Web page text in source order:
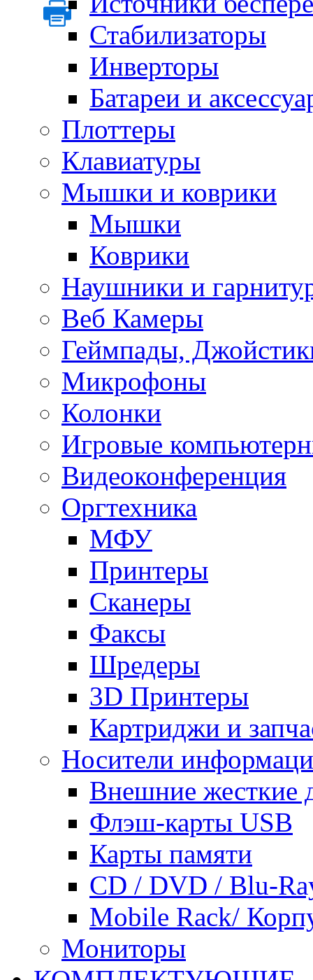
Стабилизаторы
Инверторы
Батареи и
Плоттеры
Клавиатуры
Мышки и коврики
Мышки
Коврики
Наушники и
Веб Камеры
Геймпады,
Микрофоны
Колонки
Игровые
Видеоконференция
Оргтехника
МФУ
Принтеры
Сканеры
Факсы
Шредеры
3D Принтеры
Картриджи и
Носители
Внешние жесткие
Флэш-карты USB
Карты памяти
CD / DVD / Blu-
Mobile Rack/
Мониторы